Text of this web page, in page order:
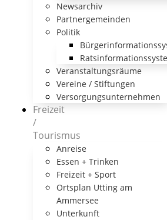
Newsarchiv
Partnergemeinden
Politik
Veranstaltungsräume
Vereine / Stiftungen
Versorgungsunternehmen
Freizeit
/
Tourismus
Anreise
Essen + Trinken
Freizeit + Sport
Ortsplan Utting am
Ammersee
Unterkunft